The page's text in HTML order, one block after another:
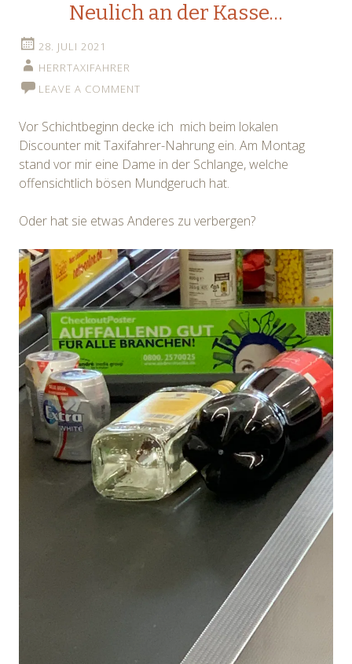
Neulich an der Kasse…
28. JULI 2021
HERRTAXIFAHRER
LEAVE A COMMENT
Vor Schichtbeginn decke ich mich beim lokalen
Discounter mit Taxifahrer-Nahrung ein. Am Montag
stand vor mir eine Dame in der Schlange, welche
offensichtlich bösen Mundgeruch hat.
Oder hat sie etwas Anderes zu verbergen?